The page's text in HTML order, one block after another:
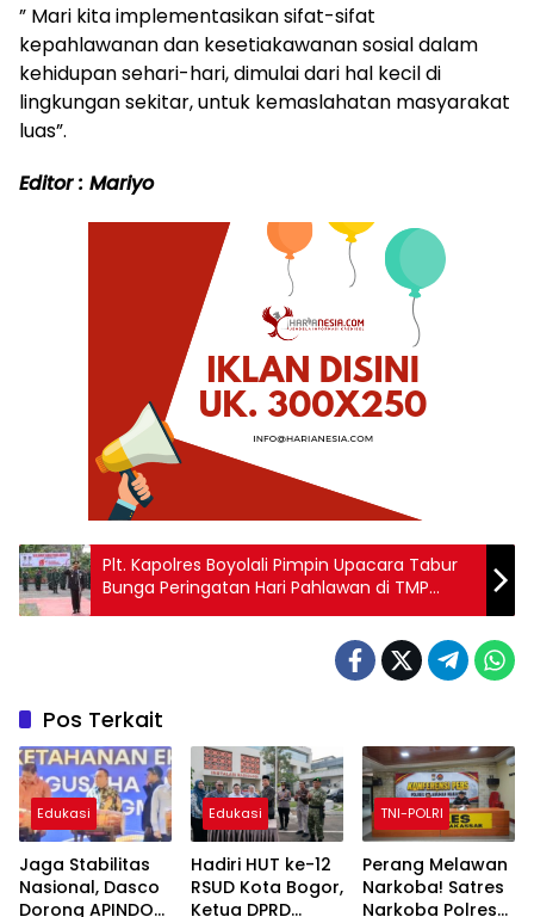
” Mari kita implementasikan sifat-sifat
kepahlawanan dan kesetiakawanan sosial dalam
kehidupan sehari-hari, dimulai dari hal kecil di
lingkungan sekitar, untuk kemaslahatan masyarakat
luas”.
Editor : Mariyo
Plt. Kapolres Boyolali Pimpin Upacara Tabur
Bunga Peringatan Hari Pahlawan di TMP
Ratna Negara Boyolali
Pos Terkait
Edukasi
Jaga Stabilitas
Nasional, Dasco
Dorong APINDO
Edukasi
Hadiri HUT ke-12
RSUD Kota Bogor,
Ketua DPRD
TNI-POLRI
Perang Melawan
Narkoba! Satres
Narkoba Polres